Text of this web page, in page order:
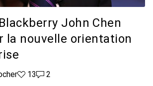
John Chen
la nouvelle orientation
13 likes
132 commentaires
2